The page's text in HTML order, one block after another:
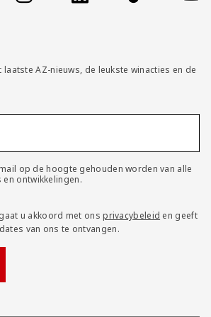
AZ-nieuws, de leukste winacties en de
op de hoogte gehouden worden van alle
ontwikkelingen.
u akkoord met onsprivacybeleid en geeft
van ons te ontvangen.